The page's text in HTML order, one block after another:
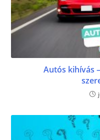
Autós kihívás